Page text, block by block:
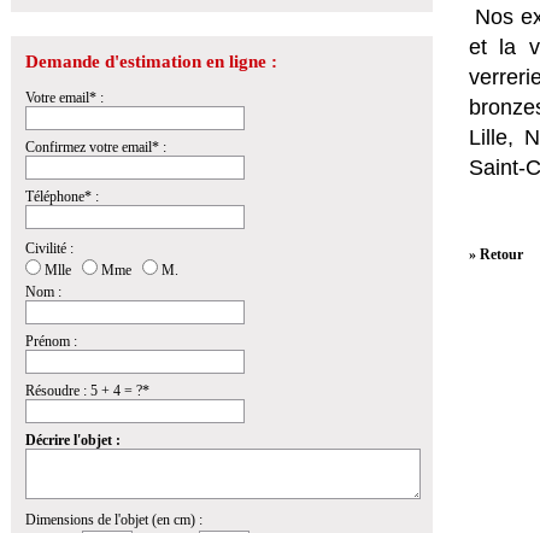
Demande d'estimation en ligne :
Votre email* :
Confirmez votre email* :
Téléphone* :
Civilité :
Mlle
Mme
M.
Nom :
Prénom :
Résoudre : 5 + 4 = ?*
Décrire l'objet :
Dimensions de l'objet (en cm) :
Nos
et la
Lille,
Saint-
» Retour